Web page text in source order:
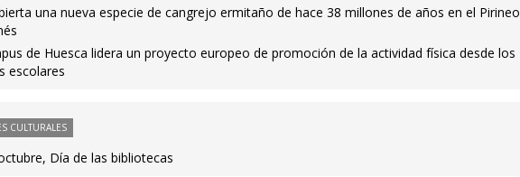
una nueva especie de cangrejo ermitaño de hace 38 millones de años en el Pirineo
de Huesca lidera un proyecto europeo de promoción de la actividad física desde los
escolares
CULTURALES
Día de las bibliotecas